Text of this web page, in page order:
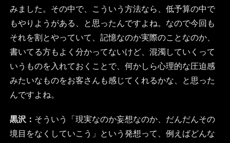
みました。その中で、こういう方法なら、低予算の中で
もやりようがある、と思ったんですよね。なので今回も
それを割とやっていて、記憶なのか実際のことなのか、
書いてる方もよく分かってないけど、混濁していくって
いうものを入れておくことで、何かしら心理的な圧迫感
みたいなものをお客さんも感じてくれるかな、と思った
んですよね。
黒沢： そういう「現実なのか妄想なのか、だんだんその
境目をなくしていこう」という発想って、例えばどんな